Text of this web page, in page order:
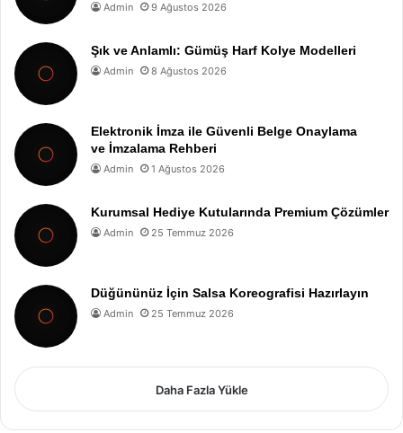
Admin 9 Ağustos 2026
Şık ve Anlamlı: Gümüş Harf Kolye Modelleri
Admin 8 Ağustos 2026
Elektronik İmza ile Güvenli Belge Onaylama
ve İmzalama Rehberi
Admin 1 Ağustos 2026
Kurumsal Hediye Kutularında Premium Çözümler
Admin 25 Temmuz 2026
Düğününüz İçin Salsa Koreografisi Hazırlayın
Admin 25 Temmuz 2026
Daha Fazla Yükle